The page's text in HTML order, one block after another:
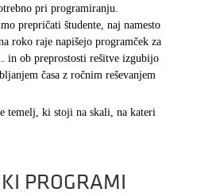
pri programiranju.
prepričati študente, naj namesto
roko raje napišejo programček za
in ob preprostosti rešitve izgubijo
časa z ročnim reševanjem
temelj, ki stoji na skali, na kateri
PROGRAMI